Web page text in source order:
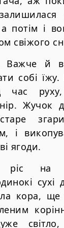
а потім і
свіжого
Важче й
собі їжу.
час
Жучок
і
ягоди.
ріс на
сухі
кора,